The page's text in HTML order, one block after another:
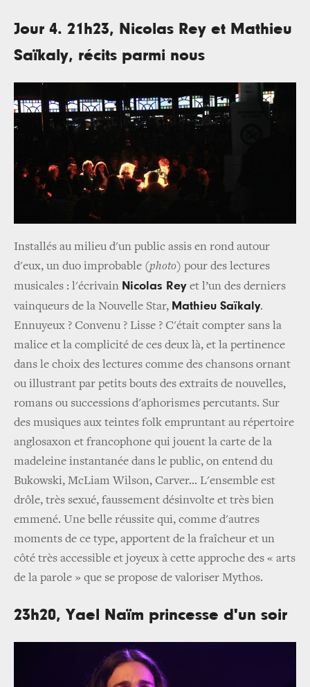
Jour 4­. 21h23, Nicolas Rey et Mathieu
Saïkaly, récits parmi nous
Installés au milieu d'un public assis en rond autour
d'eux, un duo improbable (photo) pour des lectures
musicales : l'écrivain Nicolas Rey et l’un des derniers
vainqueurs de la Nouvelle Star, Mathieu Saïkaly.
Ennuyeux ? Convenu ? Lisse ? C'était compter sans la
malice et la complicité de ces deux là, et la pertinence
dans le choix des lectures comme des chansons ornant
ou illustrant par petits bouts des extraits de nouvelles,
romans ou successions d'aphorismes percutants. Sur
des musiques aux teintes folk empruntant au répertoire
anglosaxon et francophone qui jouent la carte de la
madeleine instantanée dans le public, on entend du
Bukowski, McLiam Wilson, Carver... L'ensemble est
drôle, très sexué, faussement désinvolte et très bien
emmené. Une belle réussite qui, comme d'autres
moments de ce type, apportent de la fraîcheur et un
côté très accessible et joyeux à cette approche des « arts
de la parole » que se propose de valoriser Mythos.
23h20, Yael Naïm princesse d'un soir